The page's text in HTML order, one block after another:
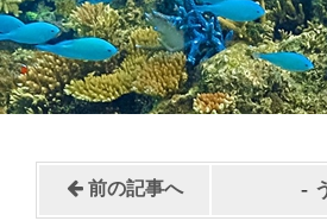
前の記事へ -